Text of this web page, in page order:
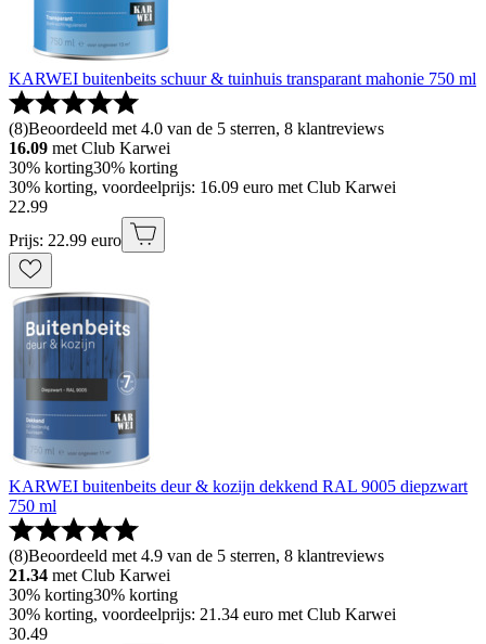
KARWEI buitenbeits schuur & tuinhuis transparant mahonie 750 ml
(8)Beoordeeld met 4.0 van de 5 sterren, 8 klantreviews
16.09 met Club Karwei
30% korting30% korting
30% korting, voordeelprijs: 16.09 euro met Club Karwei
22.99
Prijs: 22.99 euro
KARWEI buitenbeits deur & kozijn dekkend RAL 9005 diepzwart
750 ml
(8)Beoordeeld met 4.9 van de 5 sterren, 8 klantreviews
21.34 met Club Karwei
30% korting30% korting
30% korting, voordeelprijs: 21.34 euro met Club Karwei
30.49